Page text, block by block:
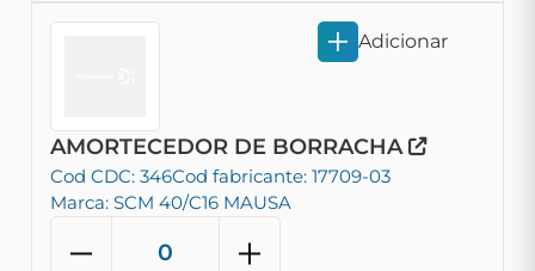
AMORTECEDOR DE BORRACHA
Cod CDC: 346Cod fabricante: 17709-03
Marca: SCM 40/C16 MAUSA
Adicionar